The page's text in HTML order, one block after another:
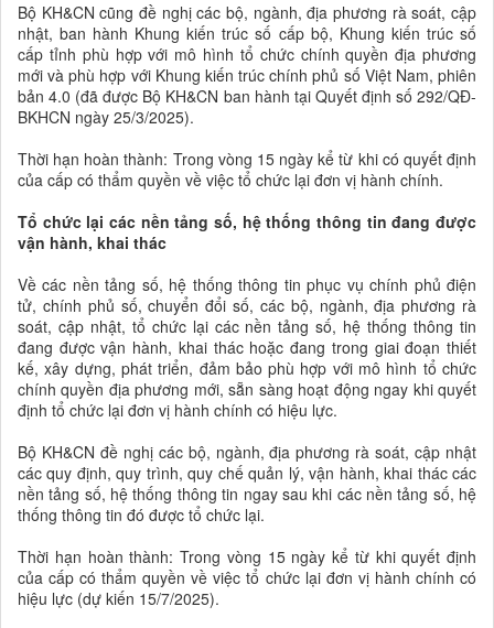
Bộ KH&CN cũng đề nghị các bộ, ngành, địa phương rà soát, cập
nhật, ban hành Khung kiến trúc số cấp bộ, Khung kiến trúc số
cấp tỉnh phù hợp với mô hình tổ chức chính quyền địa phương
mới và phù hợp với Khung kiến trúc chính phủ số Việt Nam, phiên
bản 4.0 (đã được Bộ KH&CN ban hành tại Quyết định số 292/QĐ-
BKHCN ngày 25/3/2025).
Thời hạn hoàn thành: Trong vòng 15 ngày kể từ khi có quyết định
của cấp có thẩm quyền về việc tổ chức lại đơn vị hành chính.
Tổ chức lại các nền tảng số, hệ thống thông tin đang được
vận hành, khai thác
Về các nền tảng số, hệ thống thông tin phục vụ chính phủ điện
tử, chính phủ số, chuyển đổi số, các bộ, ngành, địa phương rà
soát, cập nhật, tổ chức lại các nền tảng số, hệ thống thông tin
đang được vận hành, khai thác hoặc đang trong giai đoạn thiết
kế, xây dựng, phát triển, đảm bảo phù hợp với mô hình tổ chức
chính quyền địa phương mới, sẵn sàng hoạt động ngay khi quyết
định tổ chức lại đơn vị hành chính có hiệu lực.
Bộ KH&CN đề nghị các bộ, ngành, địa phương rà soát, cập nhật
các quy định, quy trình, quy chế quản lý, vận hành, khai thác các
nền tảng số, hệ thống thông tin ngay sau khi các nền tảng số, hệ
thống thông tin đó được tổ chức lại.
Thời hạn hoàn thành: Trong vòng 15 ngày kể từ khi quyết định
của cấp có thẩm quyền về việc tổ chức lại đơn vị hành chính có
hiệu lực (dự kiến 15/7/2025).